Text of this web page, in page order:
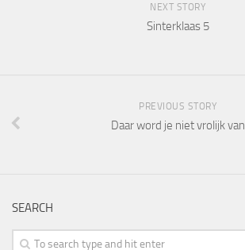
NEXT STORY
Sinterklaas 5
PREVIOUS STORY
Daar word je niet vrolijk van
SEARCH